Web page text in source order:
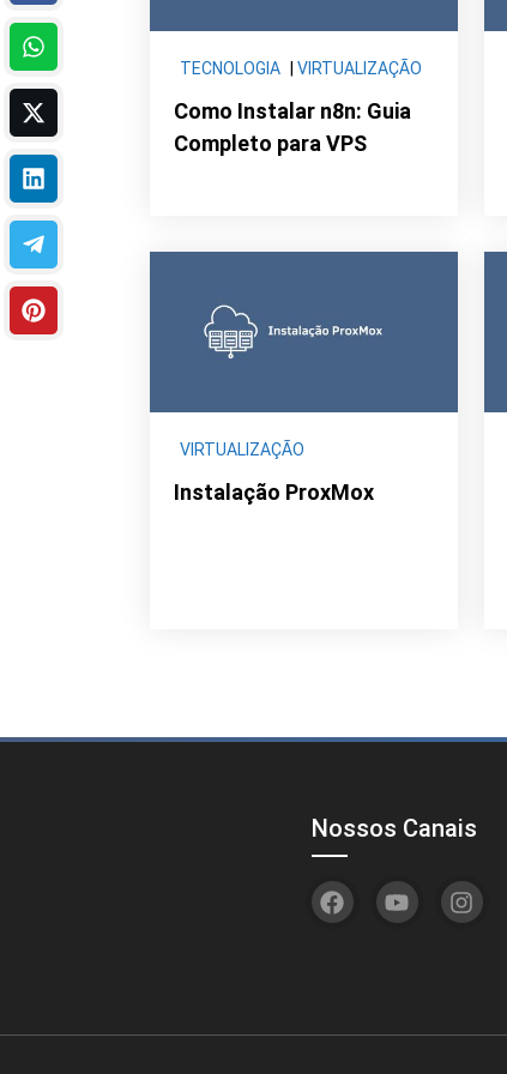
TECNOLOGIA |VIRTUALIZAÇÃO
Como Instalar n8n: Guia
Completo para VPS
VIRTUALIZAÇÃO
Instalação ProxMox
Nossos Canais